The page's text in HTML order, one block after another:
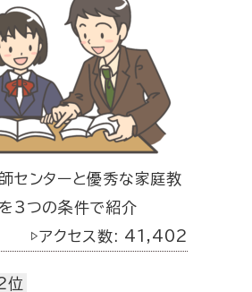
センターと優秀な家庭教
3つの条件で紹介
▷アクセス数: 41,402
位